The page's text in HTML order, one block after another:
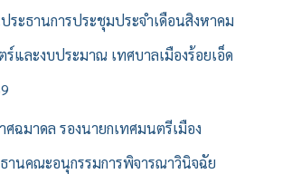
ระธานการประชุมประจำเดือนสิงหาคม
ร์และงบประมาณ เทศบาลเมืองร้อยเอ็ด
ศฉมาดล รองนายกเทศมนตรีเมือง
านคณะอนุกรรมการพิจารณาวินิจฉัย